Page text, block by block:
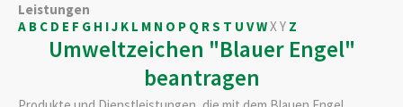
Leistungen
A B C D E F G H IJ K L M N O P Q RS T U VWXY Z
Umweltzeichen "Blauer Engel"
beantragen